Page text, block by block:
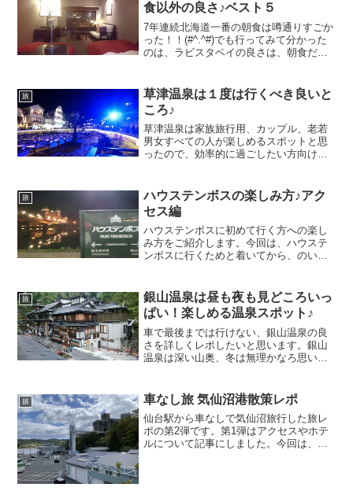
食以外の良さ♪ベスト５
7年連続北海道一番の朝食は噂通りすごか
った！！(#^.^#)でも行ってみて分かった
のは、ラビスタベイの良さは、朝食だけ
をチェックイン～チェックアウトの時系
列に沿って、ご...
旅
草津温泉は１度は行くべき良いと
ころ♪
草津温泉は家族旅行用、カップル、老若
男女すべての人が楽しめるスポットと思
ったので、効率的に過ごしたい方向け記
津温泉はどこにあるの？草津温泉の立地
は、草津温泉 ...
旅
ハウステンボスの楽しみ方♪アク
セス編
ハウステンボスに初めて行く方への楽し
み方をご紹介します。今回は、ハウステ
ンボスに行くためと着いてから、のいく
ンボスの住所はハウステンボス〒859-
3292 長崎県佐世...
旅
銀山温泉は昼も夜も見どころいっ
ぱい！楽しめる温泉スポット♪
車で最後までは行けない、銀山温泉の良
さを詳しくレポしたいと思います。銀山
温泉は深い山奥、冬は無理かなろ思い今
イヤを装着していたらなんら問題なくた
どり着けることが出来るそ...
旅 車なし旅 気仙沼港散策レポ
仙台駅から車なしで気仙沼旅行した旅レ
ポの第2弾です。第1弾はアクセスやホテ
ルについて記事にしました。今回は、車